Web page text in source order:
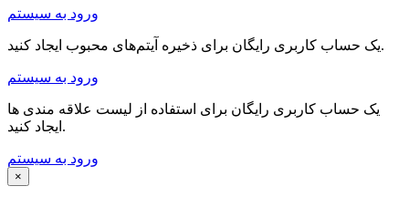
ورود به سیستم
یک حساب کاربری رایگان برای ذخیره آیتم‌های محبوب ایجاد کنید.
ورود به سیستم
یک حساب کاربری رایگان برای استفاده از لیست علاقه مندی ها
ایجاد کنید.
ورود به سیستم
×